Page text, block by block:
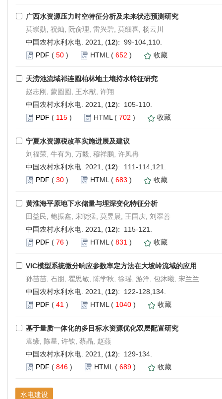
广西水资源压力时空特征分析及未来状态预测研究
莫崇勋, 祝灿, 阮俞理, 雷兴碧, 莫细喜, 杨云川
中国农村水利水电. 2021, (12): 99-104,110.
PDF ( 50 ) HTML ( 652 ) 收藏
天涝池流域祁连圆柏林地土壤持水特征研究
赵志刚, 蒙圆圆, 王水献, 许翔
中国农村水利水电. 2021, (12): 105-110.
PDF ( 115 ) HTML ( 702 ) 收藏
宁夏水资源税改革实施进展及建议
刘福荣, 牛有为, 万毅, 穆祥鹏, 许凤冉
中国农村水利水电. 2021, (12): 111-114,121.
PDF ( 30 ) HTML ( 683 ) 收藏
黄淮海平原地下水储量与埋深变化特征分析
田益民, 鲍振鑫, 宋晓猛, 莫昱晨, 王国庆, 刘翠善
中国农村水利水电. 2021, (12): 115-121.
PDF ( 76 ) HTML ( 831 ) 收藏
VIC模型系统微分响应参数率定方法在大坡岭流域的应用
孙苗苗, 石朋, 瞿思敏, 陈学秋, 徐瑶, 游洋, 包沐曦, 宋兰兰
中国农村水利水电. 2021, (12): 122-128,134.
PDF ( 41 ) HTML ( 1040 ) 收藏
基于量质一体化的多目标水资源优化双层配置研究
袁缘, 陈星, 许钦, 蔡晶, 赵燕
中国农村水利水电. 2021, (12): 129-134.
PDF ( 846 ) HTML ( 689 ) 收藏
水电建设